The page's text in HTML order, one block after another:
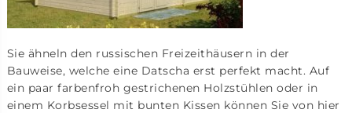
Sie ähneln den russischen Freizeithäusern in der
Bauweise, welche eine Datscha erst perfekt macht. Auf
ein paar farbenfroh gestrichenen Holzstühlen oder in
einem Korbsessel mit bunten Kissen können Sie von hier